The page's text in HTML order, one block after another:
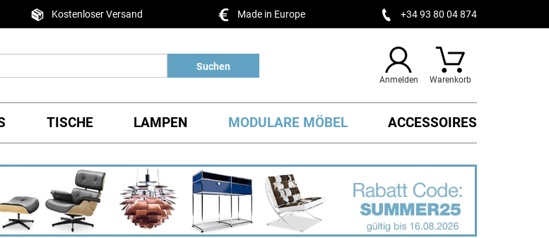
Kostenloser Versand Made in Europe +34 93 80 04 874
Suchen
Anmelden Warenkorb
TISCHE LAMPEN MODULARE MÖBEL ACCESSOIRES